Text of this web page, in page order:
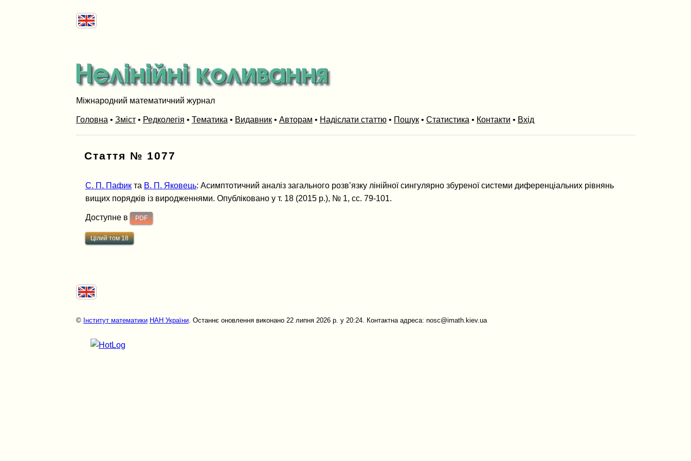
Міжнародний математичний журнал
Головна • Зміст• Редколегія • Тематика • Видавник• Авторам • Надіслати статтю• Пошук• Статистика • Контакти • Вхід
Стаття № 1077
С. П. Пафикта В. П. Яковець: Асимптотичний аналiз загального розв’язку лiнiйної сингулярно збуреної системи диференцiальних рiвнянь
вищих порядкiв iз виродженнями. Опубліковано у т. 18 (2015 р.), № 1, сс. 79-101.
Доступне в PDF
Цілий том 18
© Інститут математики НАН України. Останнє оновлення виконано 22 липня 2026 р. у 20:24. Контактна адреса: nosc@imath.kiev.ua